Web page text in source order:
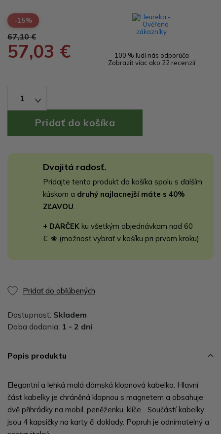
-15%
67,10 €
57,03 €
100 % ľudí nás odporúča
Zobraziť viac ako 22 recenzií
1
Dvojitá radosť.
Pridajte tento produkt do košíka spolu s ďalším
kúskom a druhý najlacnejší máte s 40%
ZĽAVOU
+ DARČEK ku všetkým objednávkam nad 60
€. ❀ (možnosť vybrať v košíku pri prvom kroku)
Pridať do obľúbených
Dostupnosť: Skladem
Doba dodania: 1 - 2 dni
Popis produktu
Elegantní a lehká malá dámská klopnová kabelka. Hlavní
část kabelky je chráněná klopnou s magnetem a obsahuje
dvě přihrádky na mobil, peněženku, klíče... Součástí kabelky
jsou 4 kapsičky na karty či doklady. Popruh je odnímatelný a